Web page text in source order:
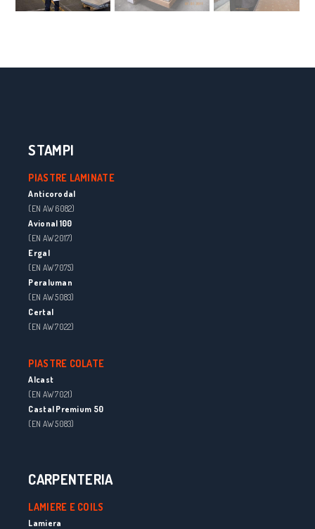
STAMPI
PIASTRE LAMINATE
Anticorodal
(EN AW 6082)
Avional 100
(EN AW 2017)
Ergal
(EN AW 7075)
Peraluman
(EN AW 5083)
Certal
(EN AW 7022)
PIASTRE COLATE
Alcast
(EN AW 7021)
Castal Premium 50
(EN AW 5083)
CARPENTERIA
LAMIERE E COILS
Lamiera